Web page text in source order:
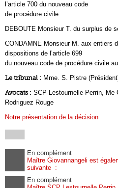
l’article 700 du nouveau code
de procédure civile
DEBOUTE Monsieur T. du surplus de
CONDAMNE Monsieur M. aux entiers
dispositions de l’article 699
du nouveau code de procédure civile
Le tribunal : Mme. S. Pistre
Avocats : SCP Lestournelle-Perrin, Me
Rodriguez Rouge
Notre présentation de la décision
En complément
Maître Giovannangeli est
suivante :
En complément